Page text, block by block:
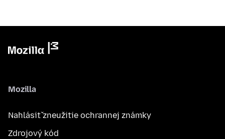
Mozilla
Nahlásiť zneužitie ochrannej známky
Zdrojový kód